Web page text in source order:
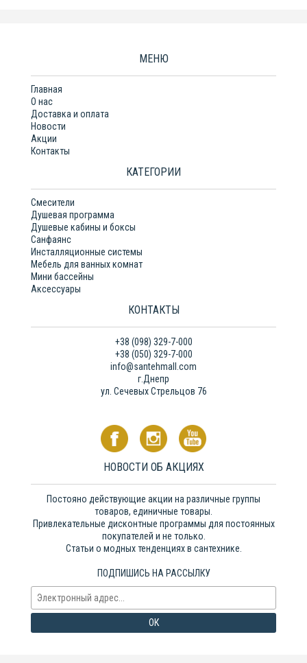
МЕНЮ
Главная
О нас
Доставка и оплата
Новости
Акции
Контакты
КАТЕГОРИИ
Смесители
Душевая программа
Душевые кабины и боксы
Санфаянс
Инсталляционные системы
Мебель для ванных комнат
Мини бассейны
Аксессуары
КОНТАКТЫ
+38 (098) 329-7-000
+38 (050) 329-7-000
info@santehmall.com
г.Днепр
ул. Сечевых Стрельцов 76
НОВОСТИ ОБ АКЦИЯХ
Постояно действующие акции на различные группы
товаров, единичные товары.
Привлекательные дисконтные программы для постоянных
покупателей и не только.
Статьи о модных тенденциях в сантехнике.
ПОДПИШИСЬ НА РАССЫЛКУ
ОК